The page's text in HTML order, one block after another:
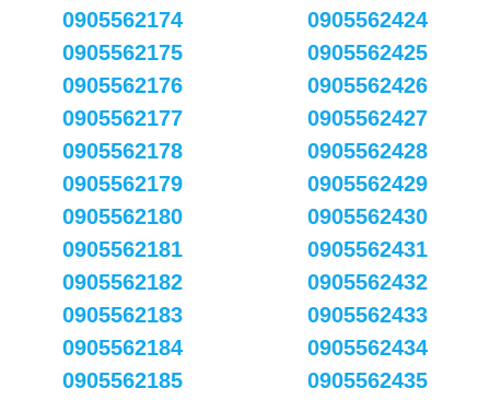
0905562174
0905562175
0905562176
0905562177
0905562178
0905562179
0905562180
0905562181
0905562182
0905562183
0905562184
0905562185
0905562424
0905562425
0905562426
0905562427
0905562428
0905562429
0905562430
0905562431
0905562432
0905562433
0905562434
0905562435